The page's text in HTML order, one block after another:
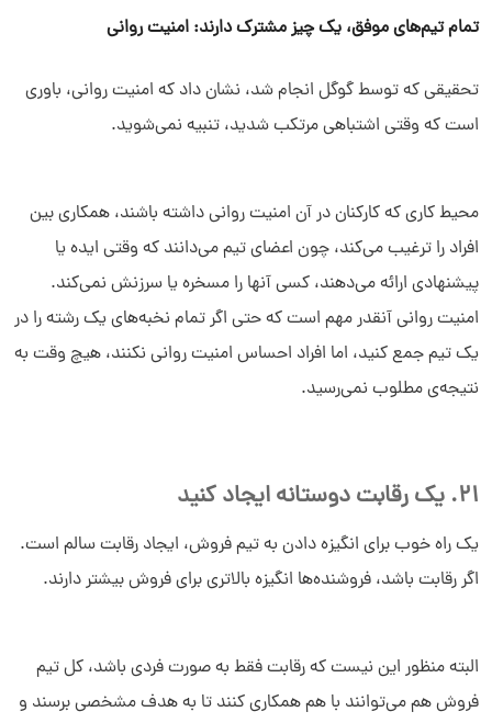
تمام تیم‌های موفق، یک چیز مشترک دارند: امنیت روانی
تحقیقی که توسط گوگل انجام شد، نشان داد که امنیت روانی، باوری
است که وقتی اشتباهی مرتکب شدید، تنبیه نمی‌شوید.
محیط کاری که کارکنان در آن امنیت روانی داشته باشند، همکاری بین
افراد را ترغیب می‌کند، چون اعضای تیم می‌دانند که وقتی ایده یا
پیشنهادی ارائه می‌دهند، کسی آنها را مسخره یا سرزنش نمی‌کند.
امنیت روانی آنقدر مهم است که حتی اگر تمام نخبه‌های یک رشته را در
یک تیم جمع کنید، اما افراد احساس امنیت روانی نکنند، هیچ وقت به
نتیجه‌ی مطلوب نمی‌رسید.
21. یک رقابت دوستانه ایجاد کنید
یک راه خوب برای انگیزه دادن به تیم فروش، ایجاد رقابت سالم است.
اگر رقابت باشد، فروشنده‌ها انگیزه‌ بالاتری برای فروش بیشتر دارند.
البته منظور این نیست که رقابت فقط به صورت فردی باشد، کل تیم
فروش هم می‌توانند با هم همکاری کنند تا به هدف مشخصی برسند و